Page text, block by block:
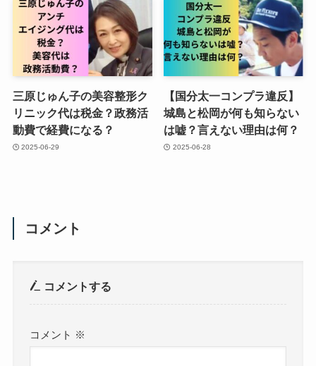
三原じゅん子の美容整形ク
リニック代は税金？政務活
動費で経費になる？
2025-06-29
【国分太一コンプラ違反】
城島と松岡が何も知らない
は嘘？言えない理由は何？
2025-06-28
コメント
コメントする
コメント ※